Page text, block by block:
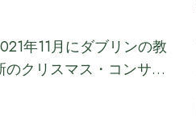
年11月にダブリンの教
のクリスマス・コンサ…